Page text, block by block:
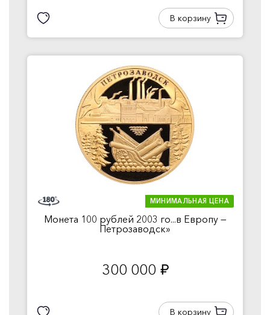
В корзину
МИНИМАЛЬНАЯ ЦЕНА
Монета 100 рублей 2003 го...в Европу —
Петрозаводск»
300 000 руб.
В корзину